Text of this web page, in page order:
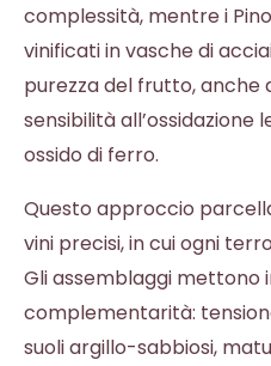
complessità, mentre i
vinificati in vasche di
purezza del frutto, anche
sensibilità all’ossidazione
ossido di ferro.
Questo approccio
vini precisi, in cui ogni
Gli assemblaggi mettono
complementarità:
suoli argillo-sabbiosi,